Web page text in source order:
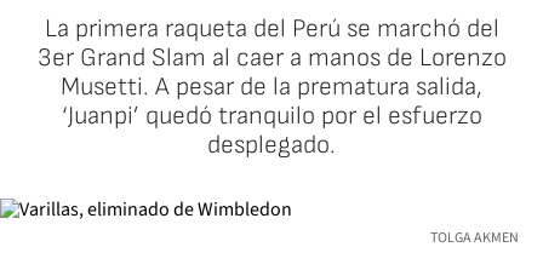
La primera raqueta del Perú se marchó del
3er Grand Slam al caer a manos de Lorenzo
Musetti. A pesar de la prematura salida,
‘Juanpi’ quedó tranquilo por el esfuerzo
desplegado.
TOLGA AKMEN